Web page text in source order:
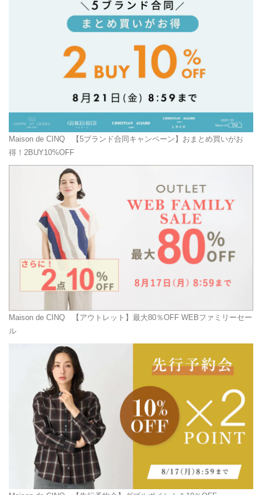
Maison de CINQ 【5ブランド合同キャンペーン】おまとめ買いがお
得！2BUY10%OFF
Maison de CINQ 【アウトレット】最大80％OFF WEBファミリーセー
ル